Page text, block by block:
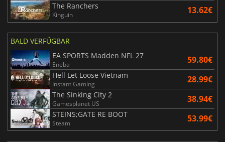
The Ranchers
Kinguin 13.62€
BALD VERFÜGBAR
EA SPORTS Madden NFL 27
Eneba 59.80€
Hell Let Loose Vietnam
Instant Gaming 28.99€
The Sinking City 2
Gamesplanet US 38.94€
STEINS;GATE RE BOOT
Steam 53.99€